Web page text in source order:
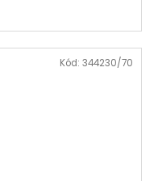
Kód: 344230/70